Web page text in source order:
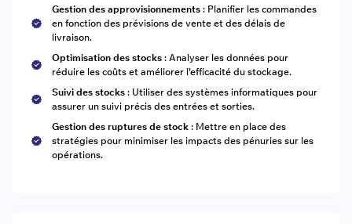
Gestion des approvisionnements : Planifier les commandes
en fonction des prévisions de vente et des délais de
livraison.
Optimisation des stocks : Analyser les données pour
réduire les coûts et améliorer l’efficacité du stockage.
Suivi des stocks : Utiliser des systèmes informatiques pour
assurer un suivi précis des entrées et sorties.
Gestion des ruptures de stock : Mettre en place des
stratégies pour minimiser les impacts des pénuries sur les
opérations.